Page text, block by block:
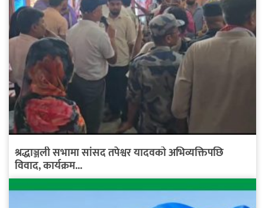
श्रद्धाञ्जली सभामा सांसद तपेश्वर यादवको अभिव्यक्तिपछि
विवाद, कार्यक्रम...